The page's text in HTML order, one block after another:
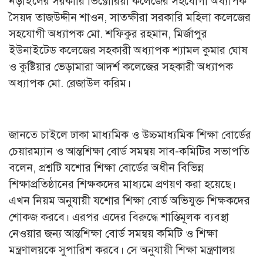
সৈয়দ তাজউদ্দীন শাওন, সাতক্ষীরা সরকারি মহিলা কলেজের
সহযোগী অধ্যাপক মো. শফিকুর রহমান, মির্জাপুর
ইউনাইটেড কলেজের সহকারী অধ্যাপক শ্যামল কুমার ঘোষ
ও কুষ্টিয়ার ভেড়ামারা আদর্শ কলেজের সহকারী অধ্যাপক
অধ্যাপক মো. রেজাউল করিম।
জানতে চাইলে ঢাকা মাধ্যমিক ও উচ্চমাধ্যমিক শিক্ষা বোর্ডের
চেয়ারম্যান ও আন্তশিক্ষা বোর্ড সমন্বয় সাব-কমিটির সভাপতি
বলেন, প্রশ্নটি যশোর শিক্ষা বোর্ডের অধীন বিভিন্ন
শিক্ষাপ্রতিষ্ঠানের শিক্ষকদের মাধ্যমে প্রণয়ণ করা হয়েছে।
এখন নিয়ম অনুযায়ী যশোর শিক্ষা বোর্ড অভিযুক্ত শিক্ষকদের
শোকজ করবে। এরপর এদের বিরুদ্ধে শাস্তিমূলক ব্যবস্থা
নেওয়ার জন্য আন্তশিক্ষা বোর্ড সমন্বয় কমিটি ও শিক্ষা
মন্ত্রণালয়কে সুপারিশ করবে। সে অনুযায়ী শিক্ষা মন্ত্রণালয়